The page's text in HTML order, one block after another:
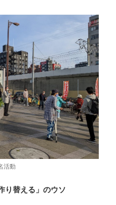
活動
り替える」のウソ